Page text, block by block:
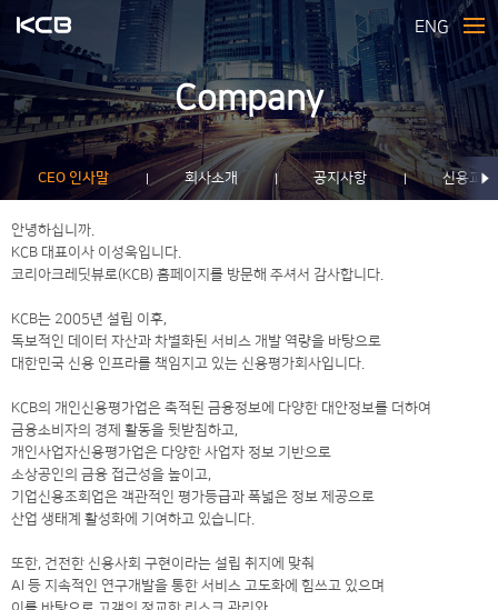
ENG
Company
CEO 인사말 회사소개 공지사항 신용교육
안녕하십니까.
KCB 대표이사 이성욱입니다.
코리아크레딧뷰로(KCB) 홈페이지를 방문해 주셔서 감사합니다.
KCB는 2005년 설립 이후,
독보적인 데이터 자산과 차별화된 서비스 개발 역량을 바탕으로
대한민국 신용 인프라를 책임지고 있는 신용평가회사입니다.
KCB의 개인신용평가업은 축적된 금융정보에 다양한 대안정보를 더하여
금융소비자의 경제 활동을 뒷받침하고,
개인사업자신용평가업은 다양한 사업자 정보 기반으로
소상공인의 금융 접근성을 높이고,
기업신용조회업은 객관적인 평가등급과 폭넓은 정보 제공으로
산업 생태계 활성화에 기여하고 있습니다.
또한, 건전한 신용사회 구현이라는 설립 취지에 맞춰
AI 등 지속적인 연구개발을 통한 서비스 고도화에 힘쓰고 있으며